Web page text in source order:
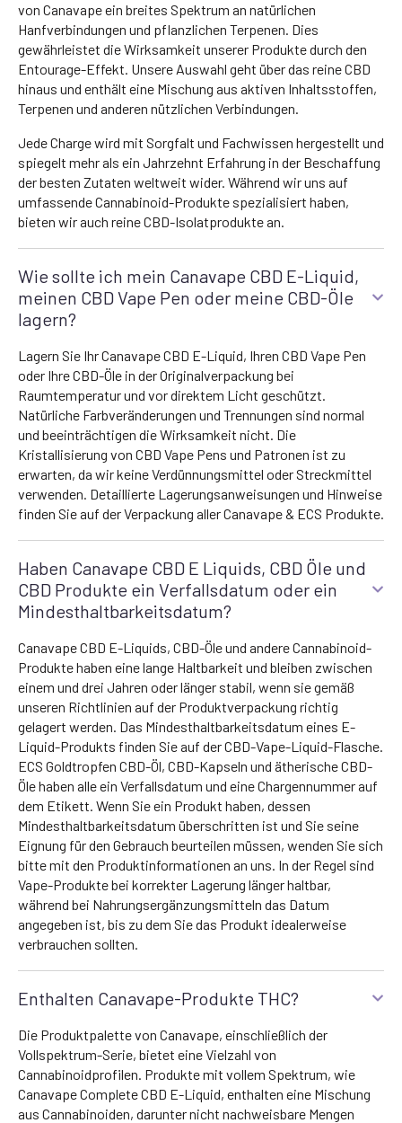
von Canavape ein breites Spektrum an natürlichen
Hanfverbindungen und pflanzlichen Terpenen. Dies
gewährleistet die Wirksamkeit unserer Produkte durch den
Entourage-Effekt. Unsere Auswahl geht über das reine CBD
hinaus und enthält eine Mischung aus aktiven Inhaltsstoffen,
Terpenen und anderen nützlichen Verbindungen.
Jede Charge wird mit Sorgfalt und Fachwissen hergestellt und
spiegelt mehr als ein Jahrzehnt Erfahrung in der Beschaffung
der besten Zutaten weltweit wider. Während wir uns auf
umfassende Cannabinoid-Produkte spezialisiert haben,
bieten wir auch reine CBD-Isolatprodukte an.
Wie sollte ich mein Canavape CBD E-Liquid,
meinen CBD Vape Pen oder meine CBD-Öle
lagern?
Lagern Sie Ihr Canavape CBD E-Liquid, Ihren CBD Vape Pen
oder Ihre CBD-Öle in der Originalverpackung bei
Raumtemperatur und vor direktem Licht geschützt.
Natürliche Farbveränderungen und Trennungen sind normal
und beeinträchtigen die Wirksamkeit nicht. Die
Kristallisierung von CBD Vape Pens und Patronen ist zu
erwarten, da wir keine Verdünnungsmittel oder Streckmittel
verwenden. Detaillierte Lagerungsanweisungen und Hinweise
finden Sie auf der Verpackung aller Canavape & ECS Produkte.
Haben Canavape CBD E Liquids, CBD Öle und
CBD Produkte ein Verfallsdatum oder ein
Mindesthaltbarkeitsdatum?
Canavape CBD E-Liquids, CBD-Öle und andere Cannabinoid-
Produkte haben eine lange Haltbarkeit und bleiben zwischen
einem und drei Jahren oder länger stabil, wenn sie gemäß
unseren Richtlinien auf der Produktverpackung richtig
gelagert werden. Das Mindesthaltbarkeitsdatum eines E-
Liquid-Produkts finden Sie auf der CBD-Vape-Liquid-Flasche.
ECS Goldtropfen CBD-Öl, CBD-Kapseln und ätherische CBD-
Öle haben alle ein Verfallsdatum und eine Chargennummer auf
dem Etikett. Wenn Sie ein Produkt haben, dessen
Mindesthaltbarkeitsdatum überschritten ist und Sie seine
Eignung für den Gebrauch beurteilen müssen, wenden Sie sich
bitte mit den Produktinformationen an uns. In der Regel sind
Vape-Produkte bei korrekter Lagerung länger haltbar,
während bei Nahrungsergänzungsmitteln das Datum
angegeben ist, bis zu dem Sie das Produkt idealerweise
verbrauchen sollten.
Enthalten Canavape-Produkte THC?
Die Produktpalette von Canavape, einschließlich der
Vollspektrum-Serie, bietet eine Vielzahl von
Cannabinoidprofilen. Produkte mit vollem Spektrum, wie
Canavape Complete CBD E-Liquid, enthalten eine Mischung
aus Cannabinoiden, darunter nicht nachweisbare Mengen